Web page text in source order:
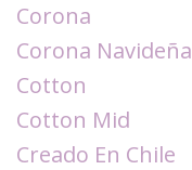
Corona
Corona Navideña
Cotton
Cotton Mid
Creado En Chile